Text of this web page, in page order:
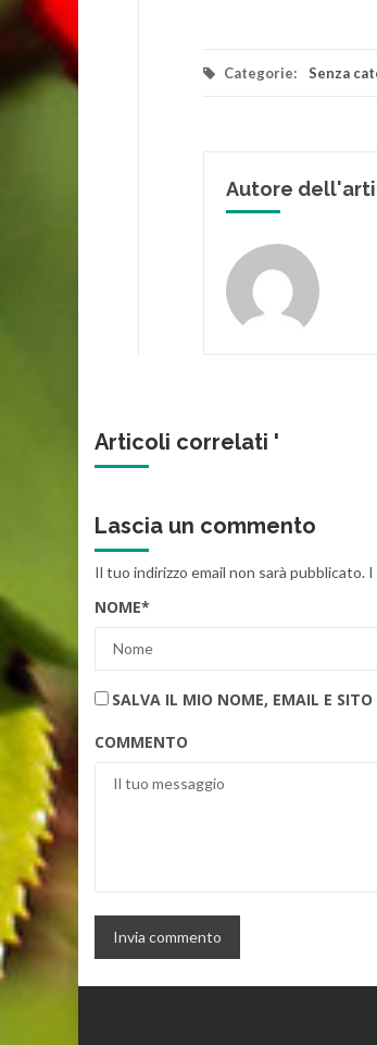
Categorie: Senza
Autore
Articoli correlati '
Lascia un commento
Il tuo indirizzo email non sarà pubblicato. I
NOME*
SALVA IL MIO NOME, EMAIL E
COMMENTO